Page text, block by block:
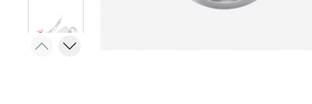
LED контроллеры для
светодиодных лент